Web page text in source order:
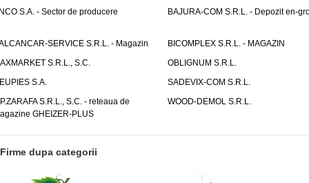
S.A. - Sector de producere
BAJURA-COM S.R.L. - Depozit en-
SERVICE S.R.L. - Magazin
BICOMPLEX S.R.L. - MAGAZIN
S.R.L., S.C.
OBLIGNUM S.R.L.
S.A.
SADEVIX-COM S.R.L.
S.R.L., S.C. - reteaua de
GHEIZER-PLUS
WOOD-DEMOL S.R.L.
Firme dupa categorii